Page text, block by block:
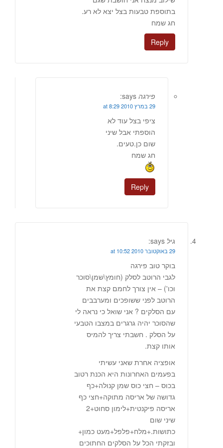
בתוספת טבעות בצל יצא לא רע.
חג שמח
Reply
פירגה says:
29 במרץ 2010 at 8:29
ציפי בצל עוד לא
הוספתי אבל שיני
שום כן.טעים.
חג שמח
Reply
גיל says:
29 באוקטובר 2010 at 10:52
בוקר טוב פירגה
לגבי הרוטב לסלק (חומץ\שמן\סוכר
וכו') – אין צורך לחמם קצת את
הרוטב לפני ששופכים ומערבבים
עם הסלקים ? אני שואל כי נראה לי
שהסוכר יהיה גרגרים במצבו הטבעי
על הסלק . חשבתי צריך להמיס
אותו קצת.
אופציה אחרת שאני עשיתי
בפעמים האחרונות היא הכנת רטוב
בכוס – חצי כוס שמן קנולה+כף
גדושה של אריסה מתוקה+חצי כף
אריסה פיקנטית+לימון סחוט+2
שיני שום
כתושות.+מלח+פלפל+מעט כמון+
ובזקתי הכל על הסלקים החתוכים